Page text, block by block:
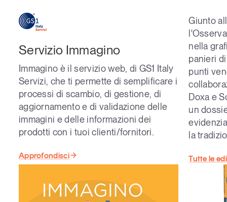
Servizio Immagino
Immagino è il servizio web, di GS1 Italy
Servizi, che ti permette di semplificare i
processi di scambio, di gestione, di
aggiornamento e di validazione delle
immagini e delle informazioni dei
prodotti con i tuoi clienti/fornitori.
Approfondisci
Giunto
l'
nella
panieri
punti
Doxa e
un
la
Tutte le